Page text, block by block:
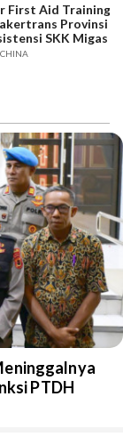
First Aid Training
Provinsi
SKK Migas -
PTDH